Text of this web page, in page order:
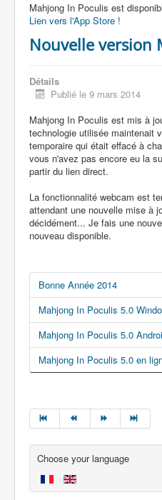
Mahjong In Poculis est
Lien vers l'App Store !
Nouvelle version
Détails
Publié le 9 mars 2014
Mahjong In Poculis est mis à
technologie utilisée maintenait
temporaire qui était effacé à
vous n'avez pas encore eu la
partir du lien direct.
La fonctionnalité webcam est
attendant une nouvelle mise à
décidément... Je fais une
nouveau disponible.
Bonne Année 2014
Mahjong In Poculis 5.0
Mahjong In Poculis 5.0
Mahjong In Poculis 5.0 en
Choose your language